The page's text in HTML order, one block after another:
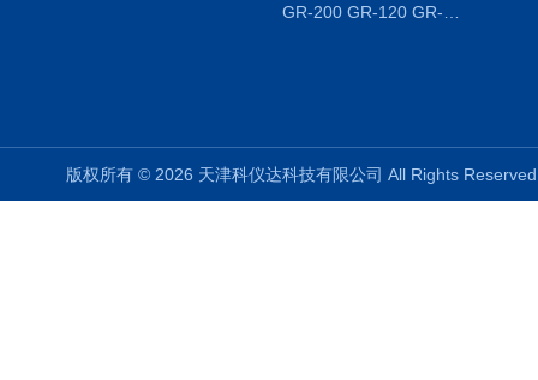
版权所有 © 2026 天津科仪达科技有限公司 All Rights